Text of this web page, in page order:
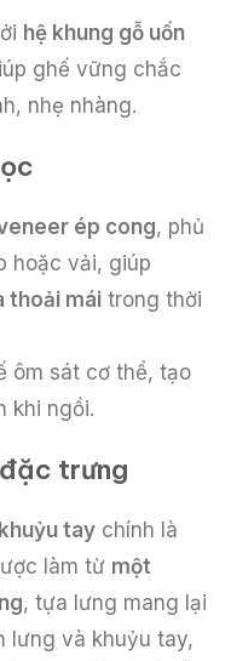
hệ khung gỗ uốn
ghế vững chắc
nhẹ nhàng.
ép cong, phủ
hoặc vải, giúp
thoải mái trong thời
ôm sát cơ thể, tạo
khi ngồi.
trưng
tay chính là
làm từ một
, tựa lưng mang lại
lưng và khuỷu tay,